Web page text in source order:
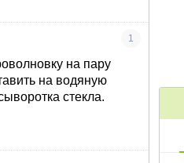
1
на пару
на водяную
стекла.